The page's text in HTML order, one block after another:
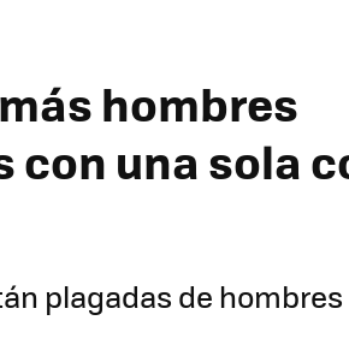
hombres
con una sola
plagadas de